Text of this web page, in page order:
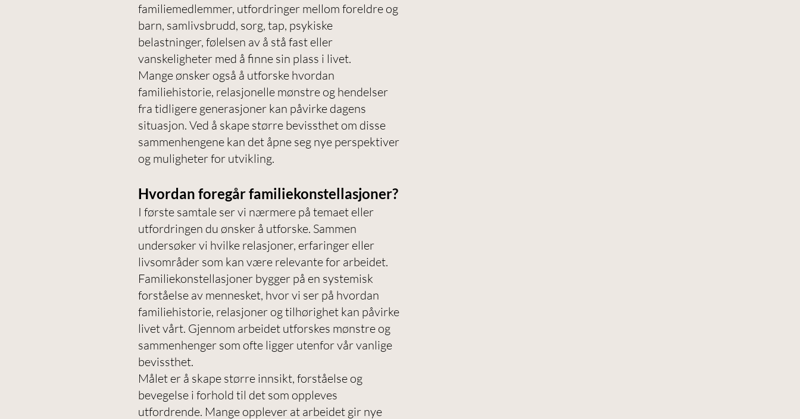
familiemedlemmer, utfordringer mellom foreldre og
barn, samlivsbrudd, sorg, tap, psykiske
belastninger, følelsen av å stå fast eller
vanskeligheter med å finne sin plass i livet.
Mange ønsker også å utforske hvordan
familiehistorie, relasjonelle mønstre og hendelser
fra tidligere generasjoner kan påvirke dagens
situasjon. Ved å skape større bevissthet om disse
sammenhengene kan det åpne seg nye perspektiver
og muligheter for utvikling.
Hvordan foregår familiekonstellasjoner?
I første samtale ser vi nærmere på temaet eller
utfordringen du ønsker å utforske. Sammen
undersøker vi hvilke relasjoner, erfaringer eller
livsområder som kan være relevante for arbeidet.
Familiekonstellasjoner bygger på en systemisk
forståelse av mennesket, hvor vi ser på hvordan
familiehistorie, relasjoner og tilhørighet kan påvirke
livet vårt. Gjennom arbeidet utforskes mønstre og
sammenhenger som ofte ligger utenfor vår vanlige
bevissthet.
Målet er å skape større innsikt, forståelse og
bevegelse i forhold til det som oppleves
utfordrende. Mange opplever at arbeidet gir nye